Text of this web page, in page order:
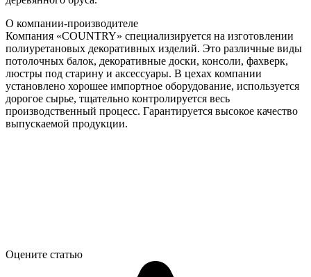
О компании-производителе
Компания «COUNTRY» специализируется на изготовлении
полиуретановых декоративных изделий. Это различные виды
потолочных балок, декоративные доски, консоли, фахверк,
люстры под старину и аксессуары. В цехах компании
установлено хорошее импортное оборудование, используется
дорогое сырье, тщательно контролируется весь
производственный процесс. Гарантируется высокое качество
выпускаемой продукции.
Оцените статью